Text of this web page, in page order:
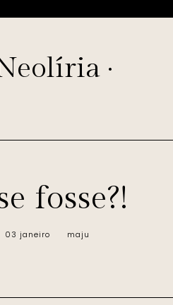
·
fosse?!
03 janeiro maju